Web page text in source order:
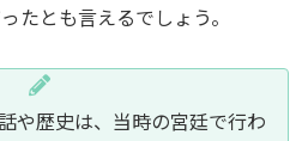
たとも言えるでしょう。
や歴史は、当時の宮廷で行わ